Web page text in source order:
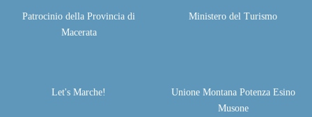
Patrocinio della Provincia di
Macerata
Ministero del Turismo
Let's Marche!
Unione Montana Potenza Esino
Musone